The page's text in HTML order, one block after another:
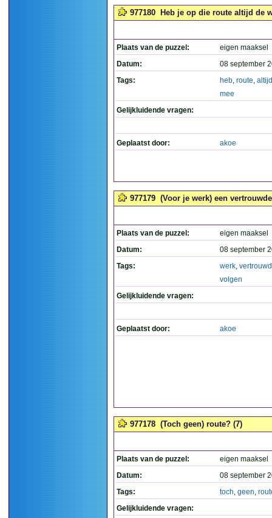
977180 Heb je op die route altijd de
Plaats van de puzzel:
eigen maaksel
Datum:
08 september
Tags:
heb, route, altijd
mee
Gelijkluidende vragen:
Geplaatst door: akoe
977179 (Voor je werk) een
Plaats van de puzzel:
eigen maaksel
Datum:
08 september
Tags:
werk,
volgen
Gelijkluidende vragen:
Geplaatst door: akoe
977178 (Toch geen) route? (7)
Plaats van de puzzel:
eigen maaksel
Datum:
08 september
Tags:
toch, geen,
Gelijkluidende vragen: